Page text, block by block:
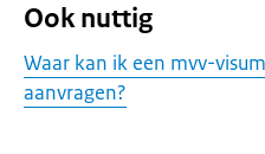
Ook nuttig
Waar kan ik een mvv-
aanvragen?